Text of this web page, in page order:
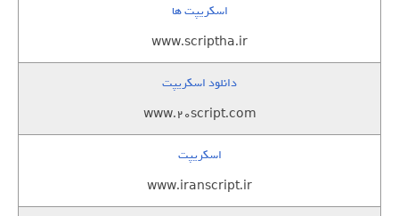
اسکریپت ها
www.scriptha.ir
دانلود اسکریپت
www.20script.com
اسکریپت
www.iranscript.ir